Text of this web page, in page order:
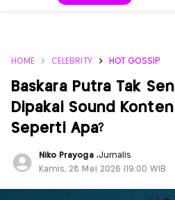
HOME CELEBRITY HOT GOSSIP
Baskara Putra Tak
Dipakai Sound
Seperti Apa?
Niko Prayoga ,Jurnalis
Kamis, 28 Mei 2026 |19:00 WIB